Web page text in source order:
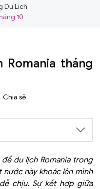
Du Lịch
10
Romania tháng
Chia sẻ
du lịch Romania trong
này khoác lên mình
chịu. Sự kết hợp giữa